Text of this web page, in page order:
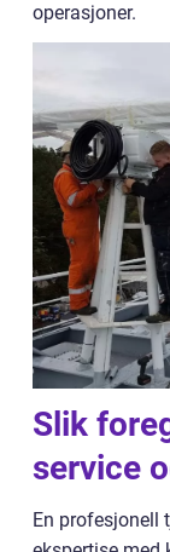
operasjoner.
Slik
service
En profesjonell